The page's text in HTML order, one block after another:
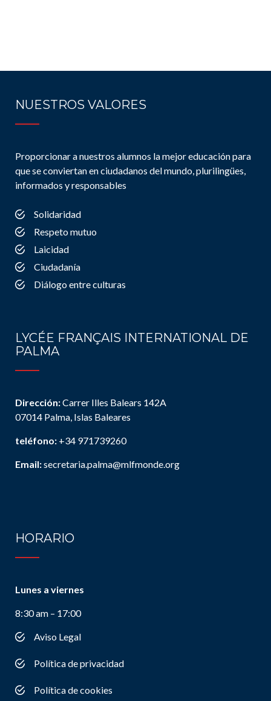
NUESTROS VALORES
Proporcionar a nuestros alumnos la mejor educación para
que se conviertan en ciudadanos del mundo, plurilingües,
informados y responsables
Solidaridad
Respeto mutuo
Laicidad
Ciudadanía
Diálogo entre culturas
LYCÉE FRANÇAIS INTERNATIONAL DE
PALMA
Dirección:Carrer Illes Balears 142A
07014 Palma, Islas Baleares
teléfono: +34 971739260
Email:secretaria.palma@mlfmonde.org
HORARIO
Lunes a viernes
8:30 am – 17:00
Aviso Legal
Política de privacidad
Política de cookies